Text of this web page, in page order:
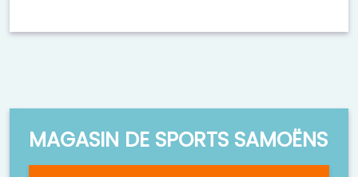
MAGASIN DE SPORTS SAMOËNS